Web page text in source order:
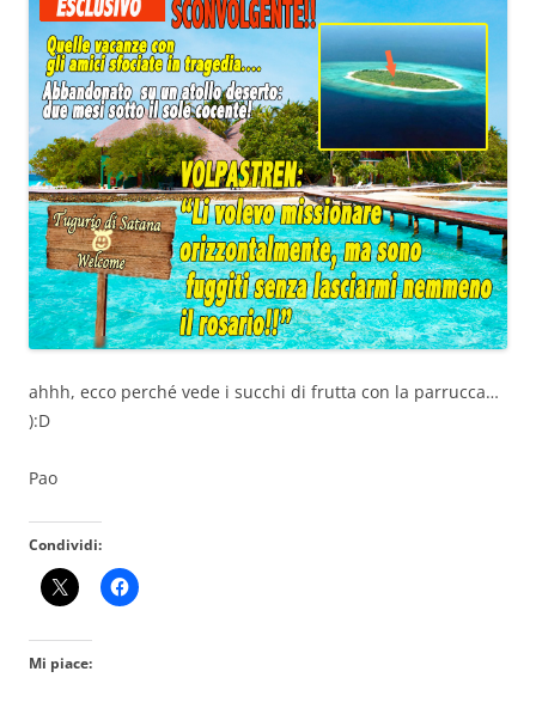
ahhh, ecco perché vede i succhi di frutta con la parrucca…
):D
Pao
Condividi:
Mi piace: